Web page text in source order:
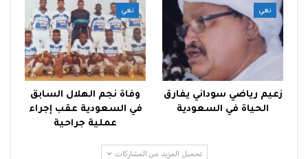
نعي
زعيم رياضي سوداني يفارق
الحياة في السعودية
نعي
وفاة نجم الهلال السابق
في السعودية عقب إجراء
عملية جراحية
تحميل المزيد من المشاركات